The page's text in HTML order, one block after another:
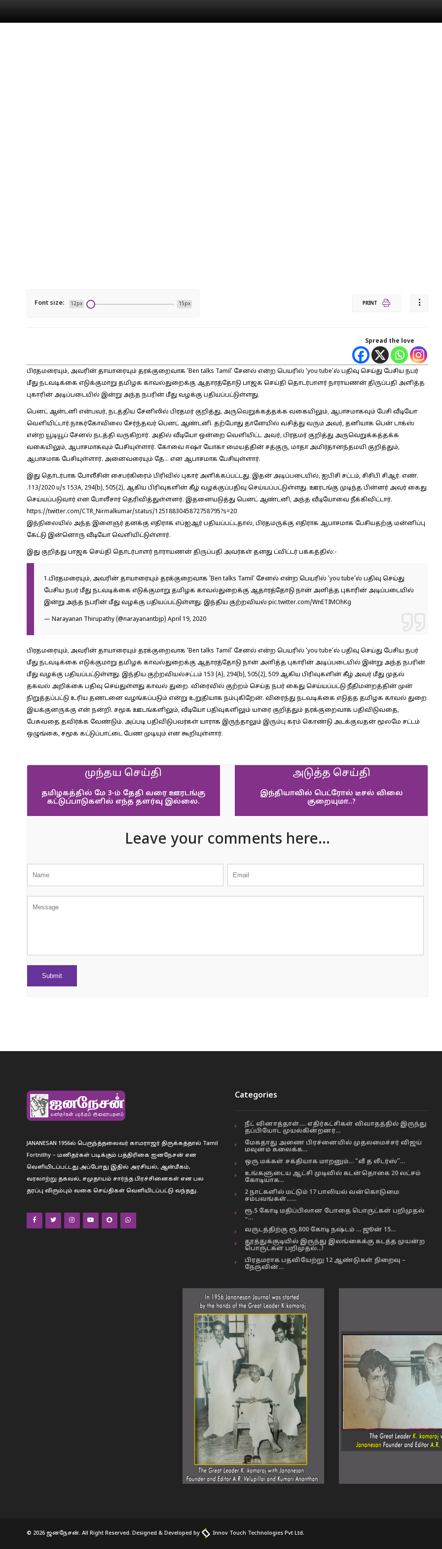
Font size: 12px 15px PRINT
Spread the love
பிரதமரையும், அவரின் தாயாரையும் தரக்குறைவாக ‘Ben talks Tamil’ சேனல் என்ற பெயரில் ‘you tube’ல் பதிவு செய்து பேசிய நபர்
மீது நடவடிக்கை எடுக்குமாறு தமிழக காவல்துறைக்கு ஆதாரத்தோடு பாஜக செய்தி தொடர்பாளர் நாராயணன் திருப்பதி அளித்த
புகாரின் அடிப்படையில் இன்று அந்த நபரின் மீது வழக்கு பதியப்பட்டுள்ளது.
பெனட் ஆன்டனி என்பவர், நடத்திய சேனிலில் பிரதமர் குறித்து, அருவெறுக்கத்தக்க வகையிலும், ஆபாசமாகவும் பேசி வீடியோ
வெளியிட்டார்.நாகர்கோவிலை சேர்ந்தவர் பெனட் ஆண்டனி. தற்போது தானேயில் வசித்து வரும் அவர், தனியாக பென் டாக்ஸ்
என்ற யூடியூப் சேனல் நடத்தி வருகிறார். அதில் வீடியோ ஒன்றை வெளியிட்ட அவர், பிரதமர் குறித்து அருவெறுக்கத்தக்க
வகையிலும், ஆபாசமாகவும் பேசியுள்ளார். கோவை ஈஷா யோகா மையத்தின் சத்குரு, மாதா அமிர்தானந்தமயி குறித்தும்,
ஆபாசமாக பேசியுள்ளார். அனைவரையும் தே… என ஆபாசமாக பேசியுள்ளார்.
இது தொடர்பாக போலீசின் சைபர்கிரைம் பிரிவில் புகார் அளிக்கப்பட்டது. இதன் அடிப்படையில், ஐபிசி சட்டம், சிசிபி சிஆர். எண்.
.113/2020 u/s 153A, 294(b), 505(2), ஆகிய பிரிவுகளின் கீழ் வழக்குப்பதிவு செய்யப்பட்டுள்ளது. ஊரடங்கு முடிந்த பின்னர் அவர் கைது
செய்யப்படுவார் என போலீசார் தெரிவித்துள்ளனர். இதனையடுத்து பெனட் ஆண்டனி, அந்த வீடியோவை நீக்கிவிட்டார்.
https://twitter.com/CTR_Nirmalkumar/status/1251883045872758795?s=20
இந்நிலையில் அந்த இளைஞர் தனக்கு எதிராக எப்ஐஆர் பதியப்பட்டதால், பிரதமருக்கு எதிராக ஆபாசமாக பேசியதற்கு மன்னிப்பு
கேட்டு இன்னொரு வீடியோ வெளியிட்டுள்ளார்.
இது குறித்து பாஜக செய்தி தொடர்பாளர் நாராயணன் திருப்பதி அவர்கள் தனது ட்விட்டர் பக்கத்தில்:-
1.பிரதமரையும், அவரின் தாயாரையும் தரக்குறைவாக 'Ben talks Tamil' சேனல் என்ற பெயரில் 'you tube'ல் பதிவு செய்து
பேசிய நபர் மீது நடவடிக்கை எடுக்குமாறு தமிழக காவல்துறைக்கு ஆதாரத்தோடு நான் அளித்த புகாரின் அடிப்படையில்
இன்று அந்த நபரின் மீது வழக்கு பதியப்பட்டுள்ளது. இந்திய குற்றவியல் pic.twitter.com/WnETIMOhKg
— Narayanan Thirupathy (@narayanantbjp) April 19, 2020
பிரதமரையும், அவரின் தாயாரையும் தரக்குறைவாக ‘Ben talks Tamil’ சேனல் என்ற பெயரில் ‘you tube’ல் பதிவு செய்து பேசிய நபர்
மீது நடவடிக்கை எடுக்குமாறு தமிழக காவல்துறைக்கு ஆதாரத்தோடு நான் அளித்த புகாரின் அடிப்படையில் இன்று அந்த நபரின்
மீது வழக்கு பதியப்பட்டுள்ளது. இந்திய குற்றவியல்சட்டம் 153 (A), 294(b), 505(2), 509 ஆகிய பிரிவுகளின் கீழ் அவர் மீது முதல்
தகவல் அறிக்கை பதிவு செய்துள்ளது காவல் துறை. விரைவில் குற்றம் செய்த நபர் கைது செய்யப்பட்டு நீதிமன்றத்தின் முன்
நிறுத்தப்பட்டு உரிய தணடனை வழங்கப்படும் என்று உறுதியாக நம்புகிறேன். விரைந்து நடவடிக்கை எடுத்த தமிழக காவல் துறை
இயக்குனருக்கு என் நன்றி. சமூக ஊடங்களிலும், வீடியோ பதிவுகளிலும் யாரை குறித்தும் தரக்குறைவாக பதிவிடுவதை,
பேசுவதை தவிர்க்க வேண்டும். அப்படி பதிவிடுபவர்கள் யாராக இருந்தாலும் இரும்பு கரம் கொண்டு அடக்குவதன் மூலமே சட்டம்
ஒழுங்கை, சமூக கட்டுப்பாட்டை பேண முடியும் என கூறியுள்ளார்.
முந்தய செய்தி
தமிழகத்தில் மே 3-ம் தேதி வரை ஊரடங்கு
கட்டுப்பாடுகளில் எந்த தளர்வு இல்லை.
அடுத்த செய்தி
இந்தியாவில் பெட்ரோல் டீசல் விலை
குறையுமா..?
Leave your comments here...
JANANESAN 1956ல் பெருந்த்தலைவர் காமராஜர் திருக்கத்தால் Tamil
Fortnithy – மனிதர்கள் படிக்கும் பத்திரிகை ஐனநேசன் என
வெளியிடப்பட்டது.அப்போது இதில் அரசியல், ஆன்மீகம்,
வரலாற்று தகவல், சமுதாயம் சார்ந்த பிரச்சினைகள் என பல
தரப்பு விரும்பும் வகை செய்திகள் வெளியிடப்பட்டு வந்தது.
Categories
நீட் வினாத்தாள்…. எதிர்கட்சிகள் விவாதத்தில் இருந்து
தப்பியோட முயல்கின்றனர்…
மேகதாது அணை பிரச்னையில் முதலமைச்சர் விஜய்
மவுனம் கலைக்க…
ஒரு மக்கள் சக்தியாக மாறனும்… “வீ த லீடர்ஸ்”…
உங்களுடைய ஆட்சி முடிவில் கடன்தொகை 20 லட்சம்
கோடியாக…
2 நாட்களில் மட்டும் 17 பாலியல் வன்கொடுமை
சம்பவங்கள்……
ரூ.5 கோடி மதிப்பிலான போதை பொருட்கள் பறிமுதல்
–…
வருடத்திற்கு ரூ.800 கோடி நஷ்டம் … ஜூன் 15…
தூத்துக்குடியில் இருந்து இலங்கைக்கு கடத்த முயன்ற
பொருட்கள் பறிமுதல்…!
பிரதமராக பதவியேற்று 12 ஆண்டுகள் நிறைவு –
நேருவின்…
© 2026 ஜனநேசன். All Right Reserved. Designed & Developed by Innov Touch Technologies Pvt Ltd.